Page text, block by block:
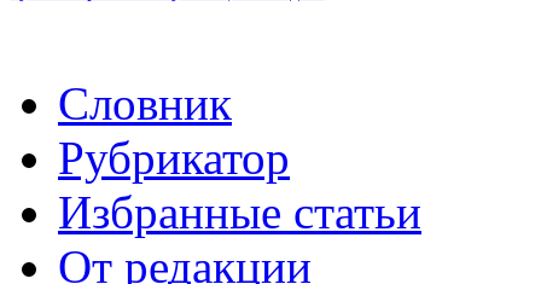
Словник
Рубрикатор
Избранные статьи
От редакции